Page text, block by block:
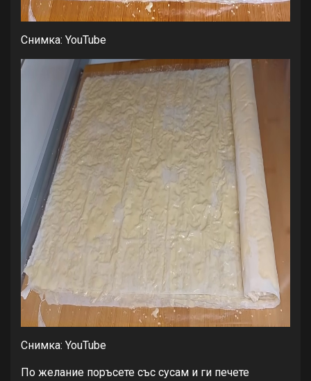
Снимка: YouTube
Снимка: YouTube
По желание поръсете със сусам и ги печете